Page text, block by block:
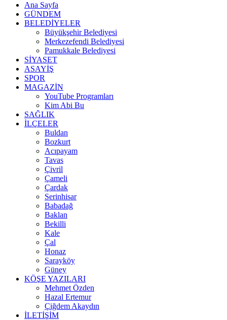
Ana Sayfa
GÜNDEM
BELEDİYELER
Büyükşehir Belediyesi
Merkezefendi Belediyesi
Pamukkale Belediyesi
SİYASET
ASAYİŞ
SPOR
MAGAZİN
YouTube Programları
Kim Abi Bu
SAĞLIK
İLÇELER
Buldan
Bozkurt
Acıpayam
Tavas
Çivril
Çameli
Çardak
Serinhisar
Babadağ
Baklan
Bekilli
Kale
Çal
Honaz
Sarayköy
Güney
KÖŞE YAZILARI
Mehmet Özden
Hazal Ertemur
Çiğdem Akaydın
İLETİŞİM